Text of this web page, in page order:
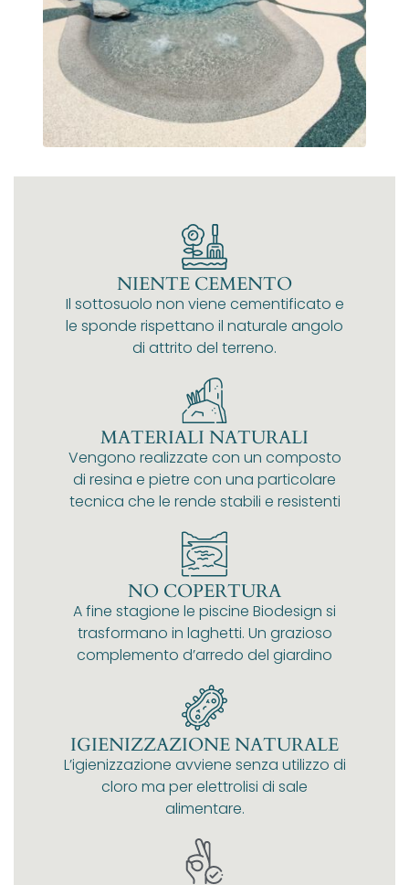
NIENTE CEMENTO
Il sottosuolo non viene cementificato e
le sponde rispettano il naturale angolo
di attrito del terreno.
MATERIALI NATURALI
Vengono realizzate con un composto
di resina e pietre con una particolare
tecnica che le rende stabili e resistenti
NO COPERTURA
A fine stagione le piscine Biodesign si
trasformano in laghetti. Un grazioso
complemento d’arredo del giardino
IGIENIZZAZIONE NATURALE
L’igienizzazione avviene senza utilizzo di
cloro ma per elettrolisi di sale
alimentare.